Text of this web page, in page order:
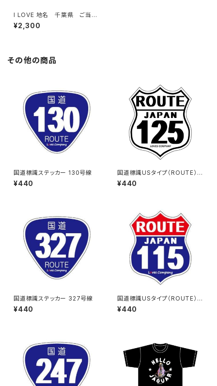
I LOVE 地名 千葉県 ご当
地 Tシャツ（I）White
¥2,300
その他の商品
国道標識ステッカー 130号線
¥440
国道標識USタイプ（ROUTE）ス
テッカー 125号線（ホワイト）
¥440
国道標識ステッカー 327号線
¥440
国道標識USタイプ（ROUTE）ス
テッカー 115号線
¥440